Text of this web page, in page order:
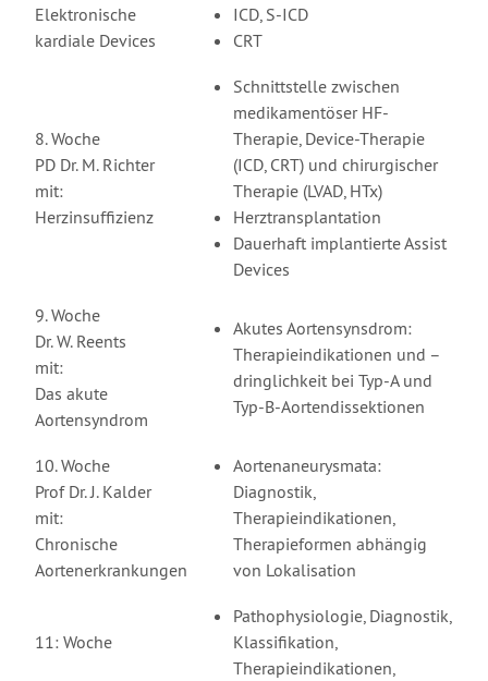
Elektronische
kardiale Devices
ICD, S-ICD
CRT
8. Woche
PD Dr. M. Richter
mit:
Herzinsuffizienz
Schnittstelle zwischen
medikamentöser HF-
Therapie, Device-Therapie
(ICD, CRT) und chirurgischer
Therapie (LVAD, HTx)
Herztransplantation
Dauerhaft implantierte Assist
Devices
9. Woche
Dr. W. Reents
mit:
Das akute
Aortensyndrom
Akutes Aortensynsdrom:
Therapieindikationen und –
dringlichkeit bei Typ-A und
Typ-B-Aortendissektionen
10. Woche
Prof Dr. J. Kalder
mit:
Chronische
Aortenerkrankungen
Aortenaneurysmata:
Diagnostik,
Therapieindikationen,
Therapieformen abhängig
von Lokalisation
11: Woche
Pathophysiologie, Diagnostik,
Klassifikation,
Therapieindikationen,